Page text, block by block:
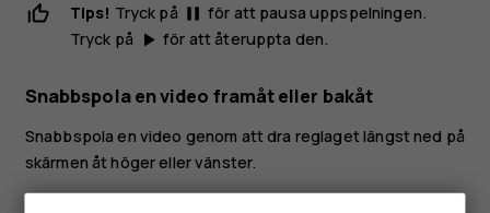
Tips! Tryck på pause för att pausa uppspelningen.
Tryck på play_arrow för att återuppta den.
Snabbspola en video framåt eller bakåt
Snabbspola en video genom att dra reglaget längst ned på
skärmen åt höger eller vänster.